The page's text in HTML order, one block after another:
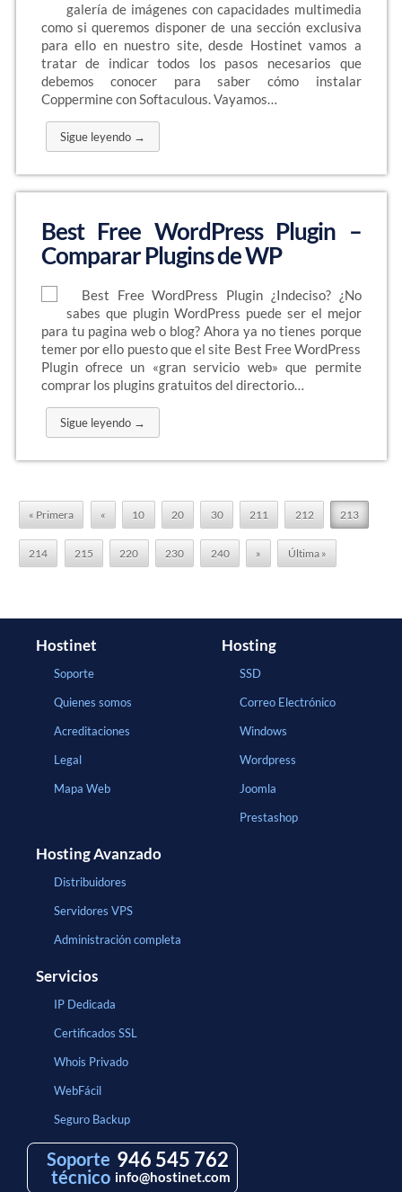
galería de imágenes con capacidades multimedia
como si queremos disponer de una sección exclusiva
para ello en nuestro site, desde Hostinet vamos a
tratar de indicar todos los pasos necesarios que
debemos conocer para saber cómo instalar
Coppermine con Softaculous. Vayamos…
Sigue leyendo →
Best Free WordPress Plugin –
Comparar Plugins de WP
Best Free WordPress Plugin ¿Indeciso? ¿No
sabes que plugin WordPress puede ser el mejor
para tu pagina web o blog? Ahora ya no tienes porque
temer por ello puesto que el site Best Free WordPress
Plugin ofrece un «gran servicio web» que permite
comprar los plugins gratuitos del directorio…
Sigue leyendo →
« Primera « 10 20 30 211 212 213
214 215 220 230 240 » Última »
Hostinet
Soporte
Quienes somos
Acreditaciones
Legal
Mapa Web
Hosting
SSD
Correo Electrónico
Windows
Wordpress
Joomla
Prestashop
Hosting Avanzado
Distribuidores
Servidores VPS
Administración completa
Servicios
IP Dedicada
Certificados SSL
Whois Privado
WebFácil
Seguro Backup
Soporte
técnico
946 545 762
info@hostinet.com